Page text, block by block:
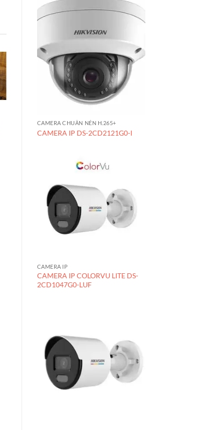
CAMERA CHUẨN NÉN H.265+
CAMERA IP DS-2CD2121G0-I
CAMERA IP
CAMERA IP COLORVU LITE DS-
2CD1047G0-LUF